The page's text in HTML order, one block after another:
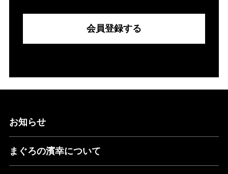
会員登録する
お知らせ
まぐろの濱幸について